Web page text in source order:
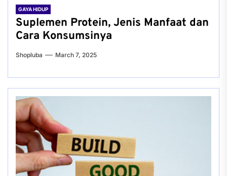
GAYA HIDUP
Suplemen Protein, Jenis Manfaat dan
Cara Konsumsinya
Shopluba March 7, 2025